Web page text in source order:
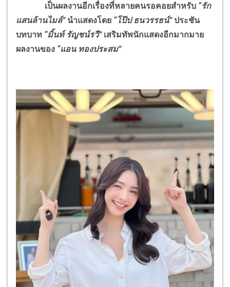
เป็นผลงานอีกเรื่องที่หลายคนรอคอยสำหรับ “รัก
แสนล้านไมล์” นำแสดงโดย “โป๊ป ธนวรรธน์”ประชัน
บทบาท “มิ้นท์ รัญชน์รวี”เสริมทัพนักแสดงอีกมากมาย
ผลงานของ “แอน ทองประสม”